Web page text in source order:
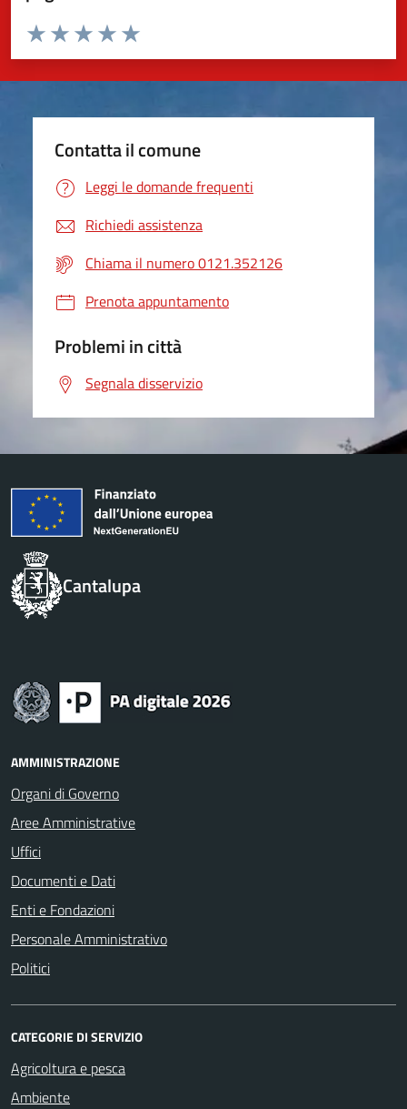
Valuta da 1 a 5 stelle la pagina
Valuta 5 stelle su 5
Valuta 4 stelle su 5
Valuta 3 stelle su 5
Valuta 2 stelle su 5
Valuta 1 stelle su 5
Contatta il comune
Leggi le domande frequenti
Richiedi assistenza
Chiama il numero 0121.352126
Prenota appuntamento
Problemi in città
Segnala disservizio
Cantalupa
AMMINISTRAZIONE
Organi di Governo
Aree Amministrative
Uffici
Documenti e Dati
Enti e Fondazioni
Personale Amministrativo
Politici
CATEGORIE DI SERVIZIO
Agricoltura e pesca
Ambiente